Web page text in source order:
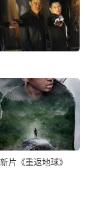
片《重返地球》